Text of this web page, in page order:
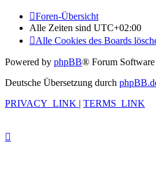
Foren-Übersicht
Alle Zeiten sind UTC+02:00
Alle Cookies des Boards
Powered by phpBB® Forum
Deutsche Übersetzung durch
PRIVACY_LINK | TERMS_LINK